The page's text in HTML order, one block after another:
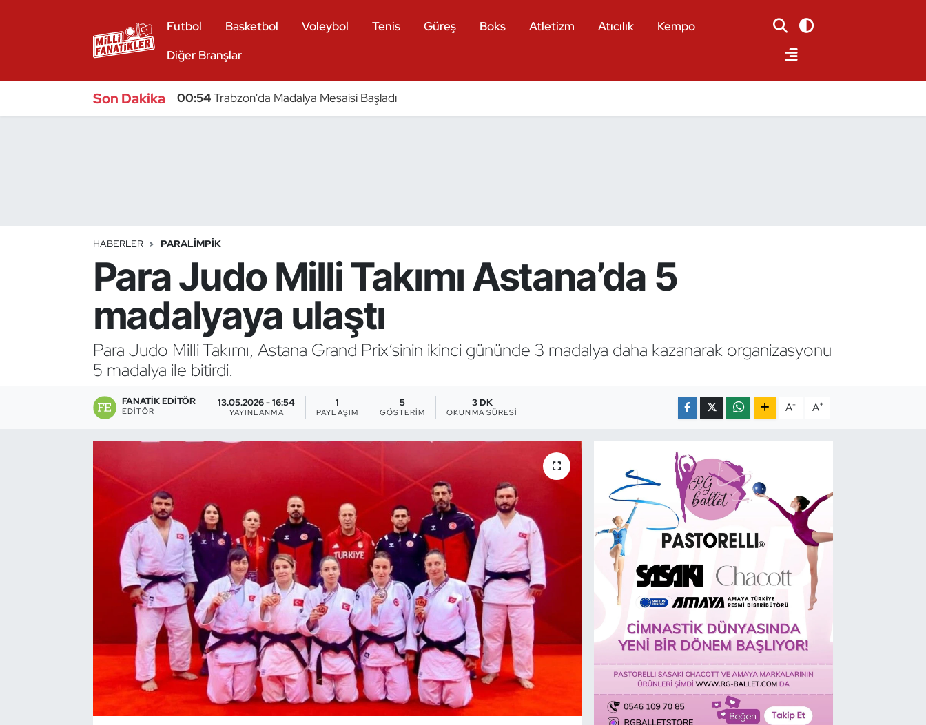
Futbol Basketbol Voleybol Tenis Güreş Boks Atletizm Atıcılık
Kempo
Diğer Branşlar
Son Dakika 00:54Trabzon'da Madalya Mesaisi Başladı
HABERLER PARALIMPIK
Para Judo Milli Takımı Astana’da 5
madalyaya ulaştı
Para Judo Milli Takımı, Astana Grand Prix’sinin ikinci gününde 3 madalya daha kazanarak organizasyonu
5 madalya ile bitirdi.
FANATIK EDITÖR
EDITÖR
13.05.2026 - 16:54
YAYINLANMA
1
PAYLAŞIM
5
GÖSTERIM
3 DK
OKUNMA SÜRESI A- A+
Bocce Bowling Dart
Buz Hokeyi
Buz Pateni
Dans Sporları